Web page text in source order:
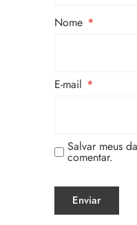
Nome *
E-mail *
Salvar meus
comentar.